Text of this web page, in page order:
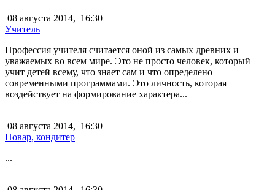
08 августа 2014, 16:30
Учитель
Профессия учителя считается оной из самых древних и
уважаемых во всем мире. Это не просто человек, который
учит детей всему, что знает сам и что определено
современными программами. Это личность, которая
воздействует на формирование характера...
08 августа 2014, 16:30
Повар, кондитер
...